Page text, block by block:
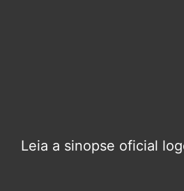
Leia a sinopse oficial